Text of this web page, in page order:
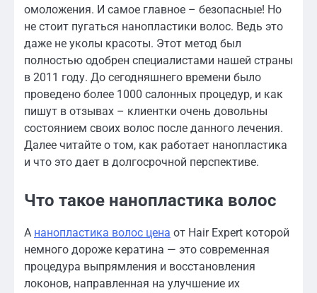
омоложения. И самое главное – безопасные! Но
не стоит пугаться нанопластики волос. Ведь это
даже не уколы красоты. Этот метод был
полностью одобрен специалистами нашей страны
в 2011 году. До сегодняшнего времени было
проведено более 1000 салонных процедур, и как
пишут в отзывах – клиентки очень довольны
состоянием своих волос после данного лечения.
Далее читайте о том, как работает нанопластика
и что это дает в долгосрочной перспективе.
Что такое нанопластика волос
А нанопластика волос цена от Hair Expert которой
немного дороже кератина — это современная
процедура выпрямления и восстановления
локонов, направленная на улучшение их